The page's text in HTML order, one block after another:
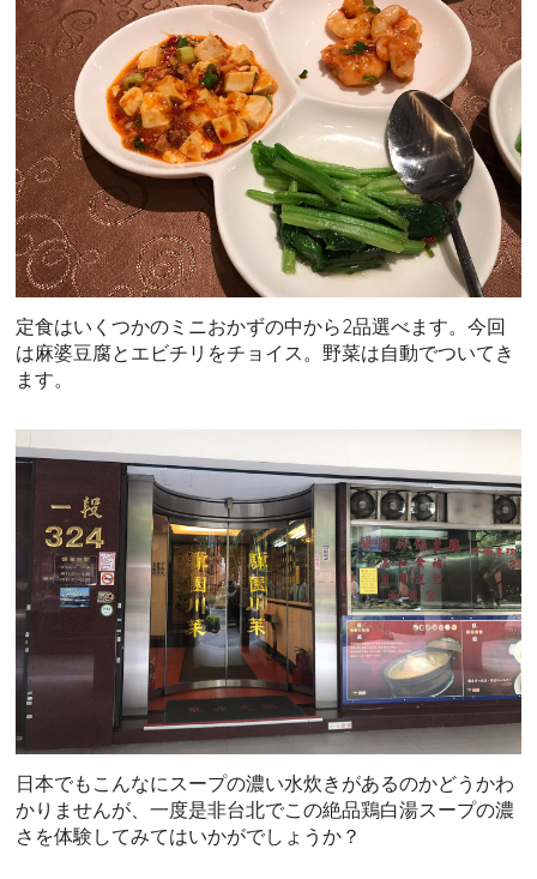
定食はいくつかのミニおかずの中から2品選べます。今回
は麻婆豆腐とエビチリをチョイス。野菜は自動でついてき
ます。
日本でもこんなにスープの濃い水炊きがあるのかどうかわ
かりませんが、一度是非台北でこの絶品鶏白湯スープの濃
さを体験してみてはいかがでしょうか？